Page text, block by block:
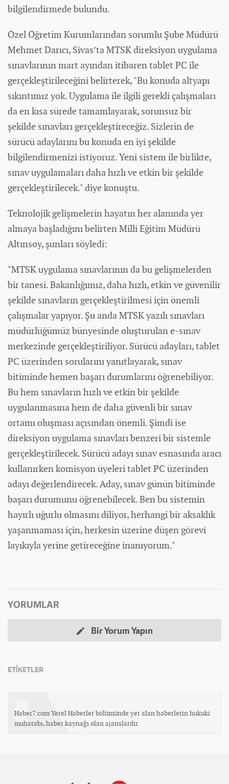
bilgilendirmede bulundu.
Özel Öğretim Kurumlarından sorumlu Şube Müdürü
Mehmet Darıcı, Sivas’ta MTSK direksiyon uygulama
sınavlarının mart ayından itibaren tablet PC ile
gerçekleştirileceğini belirterek, "Bu konuda altyapı
sıkıntımız yok. Uygulama ile ilgili gerekli çalışmaları
da en kısa sürede tamamlayarak, sorunsuz bir
şekilde sınavları gerçekleştireceğiz. Sizlerin de
sürücü adaylarını bu konuda en iyi şekilde
bilgilendirmenizi istiyoruz. Yeni sistem ile birlikte,
sınav uygulamaları daha hızlı ve etkin bir şekilde
gerçekleştirilecek." diye konuştu.
Teknolojik gelişmelerin hayatın her alanında yer
almaya başladığını belirten Milli Eğitim Müdürü
Altınsoy, şunları söyledi:
"MTSK uygulama sınavlarının da bu gelişmelerden
bir tanesi. Bakanlığımız, daha hızlı, etkin ve güvenilir
şekilde sınavların gerçekleştirilmesi için önemli
çalışmalar yapıyor. Şu anda MTSK yazılı sınavları
müdürlüğümüz bünyesinde oluşturulan e-sınav
merkezinde gerçekleştiriliyor. Sürücü adayları, tablet
PC üzerinden sorularını yanıtlayarak, sınav
bitiminde hemen başarı durumlarını öğrenebiliyor.
Bu hem sınavların hızlı ve etkin bir şekilde
uygulanmasına hem de daha güvenli bir sınav
ortamı oluşması açısından önemli. Şimdi ise
direksiyon uygulama sınavları benzeri bir sistemle
gerçekleştirilecek. Sürücü adayı sınav esnasında aracı
kullanırken komisyon üyeleri tablet PC üzerinden
adayı değerlendirecek. Aday, sınav günün bitiminde
başarı durumunu öğrenebilecek. Ben bu sistemin
hayırlı uğurlu olmasını diliyor, herhangi bir aksaklık
yaşanmaması için, herkesin üzerine düşen görevi
layıkıyla yerine getireceğine inanıyorum."
YORUMLAR
Bir Yorum Yapın
ETİKETLER
Haber7.com Yerel Haberler bölümünde yer alan haberlerin hukuki
muhatabı, haber kaynağı olan ajanslardır.